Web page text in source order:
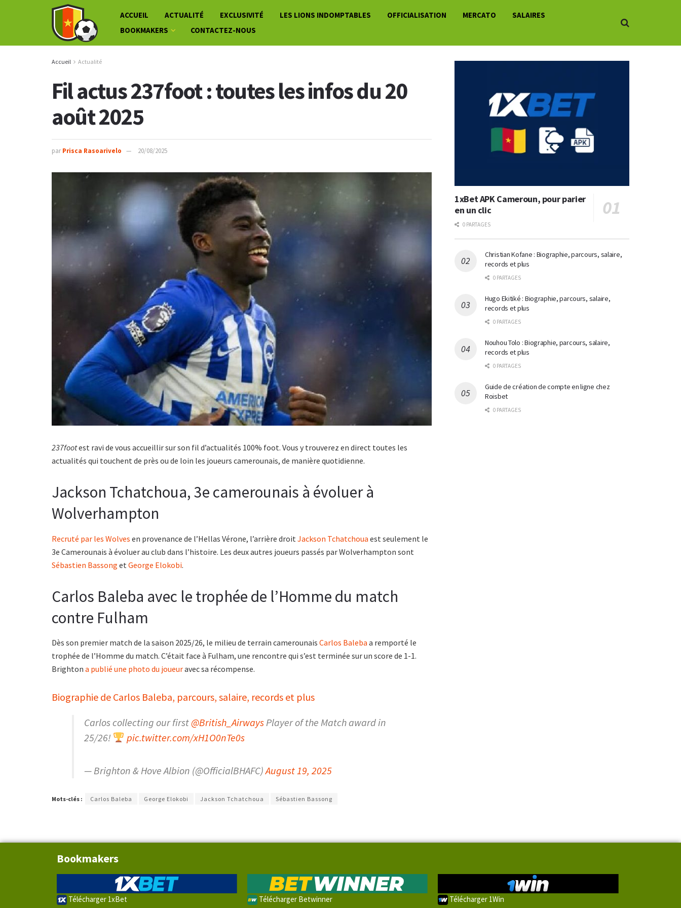
ACCUEIL ACTUALITÉ EXCLUSIVITÉ LES LIONS INDOMPTABLES OFFICIALISATION MERCATO
SALAIRES
BOOKMAKERS
CONTACTEZ-NOUS
Accueil Actualité
Fil actus 237foot : toutes les infos du 20
août 2025
par Prisca Rasoarivelo 20/08/2025
237footest ravi de vous accueillir sur son fil d’actualités 100% foot. Vous y trouverez en direct toutes les
actualités qui touchent de près ou de loin les joueurs camerounais, de manière quotidienne.
Jackson Tchatchoua, 3e camerounais à évoluer à
Wolverhampton
Recruté par les Wolves en provenance de l’Hellas Vérone, l’arrière droit Jackson Tchatchoua est seulement le
3e Camerounais à évoluer au club dans l’histoire. Les deux autres joueurs passés par Wolverhampton sont
Sébastien Bassong et George Elokobi.
Carlos Baleba avec le trophée de l’Homme du match
contre Fulham
Dès son premier match de la saison 2025/26, le milieu de terrain camerounais Carlos Baleba a remporté le
trophée de l’Homme du match. C’était face à Fulham, une rencontre qui s’est terminée sur un score de 1-1.
Brighton a publié une photo du joueuravec sa récompense.
Biographie de Carlos Baleba, parcours, salaire, records et plus
Carlos collecting our first @British_AirwaysPlayer of the Match award in
25/26!
pic.twitter.com/xH1O0nTe0s
— Brighton & Hove Albion (@OfficialBHAFC)August 19, 2025
Mots-clés : Carlos Baleba George Elokobi Jackson Tchatchoua Sébastien Bassong
1xBet APK Cameroun, pour parier
en un clic
0 PARTAGES
Christian Kofane : Biographie, parcours, salaire,
records et plus
0 PARTAGES
Hugo Ekitiké : Biographie, parcours, salaire,
records et plus
0 PARTAGES
Nouhou Tolo : Biographie, parcours, salaire,
records et plus
0 PARTAGES
Guide de création de compte en ligne chez
Roisbet
0 PARTAGES
Bookmakers
Télécharger 1xBet Télécharger Betwinner Télécharger 1Win